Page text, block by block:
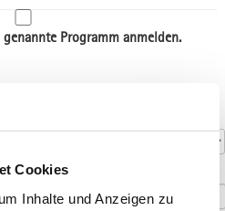
Cookies
Inhalte und Anzeigen zu
Programm anmelden.